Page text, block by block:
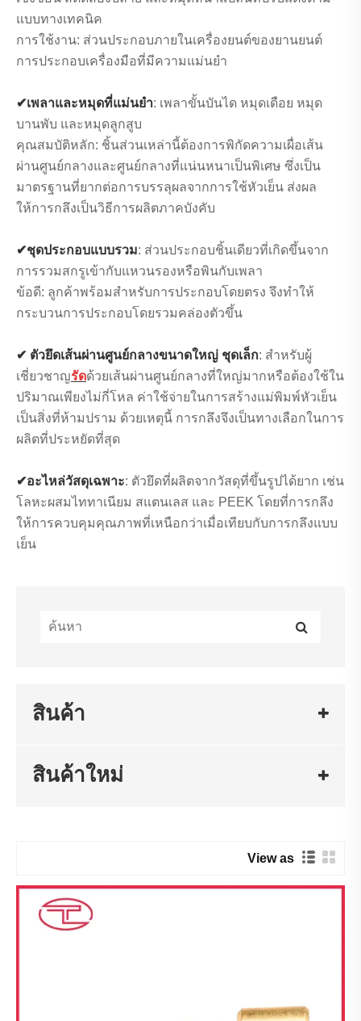
แบบทางเทคนิค
การใช้งาน: ส่วนประกอบภายในเครื่องยนต์ของยานยนต์
การประกอบเครื่องมือที่มีความแม่นยำ
✔เพลาและหมุดที่แม่นยำ: เพลาขั้นบันได หมุดเดือย หมุด
บานพับ และหมุดลูกสูบ
คุณสมบัติหลัก: ชิ้นส่วนเหล่านี้ต้องการพิกัดความเผื่อเส้น
ผ่านศูนย์กลางและศูนย์กลางที่แน่นหนาเป็นพิเศษ ซึ่งเป็น
มาตรฐานที่ยากต่อการบรรลุผลจากการใช้หัวเย็น ส่งผล
ให้การกลึงเป็นวิธีการผลิตภาคบังคับ
✔ชุดประกอบแบบรวม: ส่วนประกอบชิ้นเดียวที่เกิดขึ้นจาก
การรวมสกรูเข้ากับแหวนรองหรือพินกับเพลา
ข้อดี: ลูกค้าพร้อมสำหรับการประกอบโดยตรง จึงทำให้
กระบวนการประกอบโดยรวมคล่องตัวขึ้น
✔ ตัวยึดเส้นผ่านศูนย์กลางขนาดใหญ่ ชุดเล็ก: สำหรับผู้
เชี่ยวชาญรัดด้วยเส้นผ่านศูนย์กลางที่ใหญ่มากหรือต้องใช้ใน
ปริมาณเพียงไม่กี่โหล ค่าใช้จ่ายในการสร้างแม่พิมพ์หัวเย็น
เป็นสิ่งที่ห้ามปราม ด้วยเหตุนี้ การกลึงจึงเป็นทางเลือกในการ
ผลิตที่ประหยัดที่สุด
✔อะไหล่วัสดุเฉพาะ: ตัวยึดที่ผลิตจากวัสดุที่ขึ้นรูปได้ยาก เช่น
โลหะผสมไททาเนียม สแตนเลส และ PEEK โดยที่การกลึง
ให้การควบคุมคุณภาพที่เหนือกว่าเมื่อเทียบกับการกลึงแบบ
เย็น
สินค้า
สินค้าใหม่
View as